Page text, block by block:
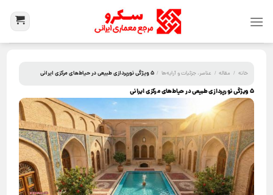
خانه / مقاله / عناصر، جزئیات و آرایه‌ها / ۵ ویژگی نورپردازی طبیعی در حیاط‌های مرکزی ایرانی
۵ ویژگی نورپردازی طبیعی در حیاط‌های مرکزی ایرانی